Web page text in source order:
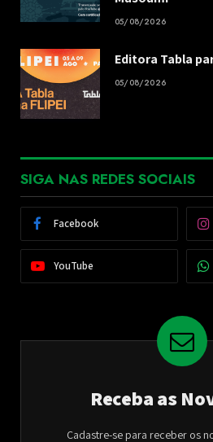
05/08/2026
Editora Tabla
05/08/2026
SIGA NAS REDES SOCIAIS
Facebook
YouTube
Receba as
Cadastre-se para receber os